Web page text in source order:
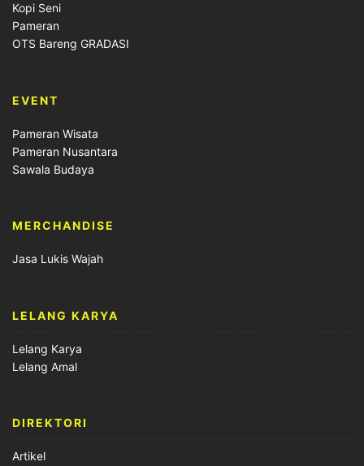
Kopi Seni
Pameran
OTS Bareng GRADASI
EVENT
Pameran Wisata
Pameran Nusantara
Sawala Budaya
MERCHANDISE
Jasa Lukis Wajah
LELANG KARYA
Lelang Karya
Lelang Amal
DIREKTORI
Artikel